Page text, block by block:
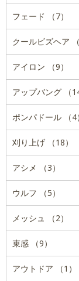
フェード （7）
クールビズヘア （
アイロン （9）
アップバング （14
ポンパドール （4）
刈り上げ （18）
アシメ （3）
ウルフ （5）
メッシュ （2）
束感 （9）
アウトドア （1）